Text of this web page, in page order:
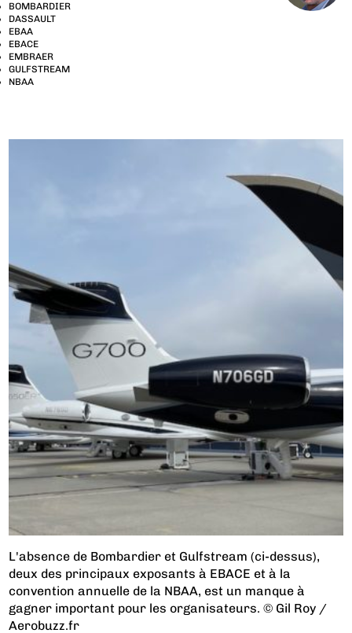
BOMBARDIER
DASSAULT
EBAA
EBACE
EMBRAER
GULFSTREAM
NBAA
L'absence de Bombardier et Gulfstream (ci-dessus),
deux des principaux exposants à EBACE et à la
convention annuelle de la NBAA, est un manque à
gagner important pour les organisateurs. © Gil Roy /
Aerobuzz.fr